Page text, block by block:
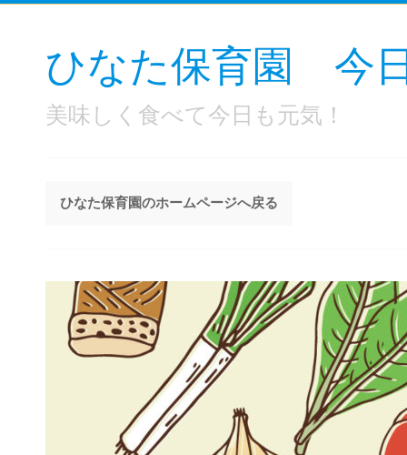
ひなた保育園 今
美味しく食べて今日も元気！
ひなた保育園のホームページへ戻る